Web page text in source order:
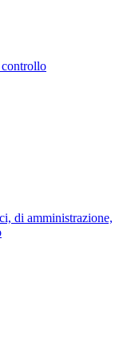
di amministrazione,